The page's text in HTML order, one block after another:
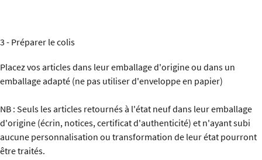
3 - Préparer le colis
Placez vos articles dans leur emballage d'origine ou dans un
emballage adapté (ne pas utiliser d'enveloppe en papier)
NB : Seuls les articles retournés à l'état neuf dans leur emballage
d'origine (écrin, notices, certificat d'authenticité) et n'ayant subi
aucune personnalisation ou transformation de leur état pourront
être traités.